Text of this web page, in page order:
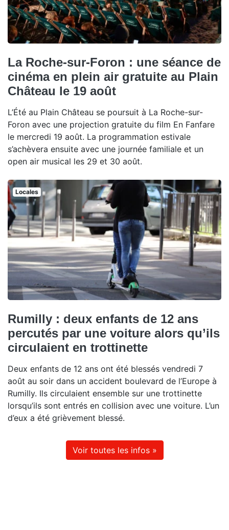
La Roche-sur-Foron : une séance de
cinéma en plein air gratuite au Plain
Château le 19 août
L’Été au Plain Château se poursuit à La Roche-sur-
Foron avec une projection gratuite du film En Fanfare
le mercredi 19 août. La programmation estivale
s’achèvera ensuite avec une journée familiale et un
open air musical les 29 et 30 août.
Locales
Rumilly : deux enfants de 12 ans
percutés par une voiture alors qu’ils
circulaient en trottinette
Deux enfants de 12 ans ont été blessés vendredi 7
août au soir dans un accident boulevard de l’Europe à
Rumilly. Ils circulaient ensemble sur une trottinette
lorsqu’ils sont entrés en collision avec une voiture. L’un
d’eux a été grièvement blessé.
Voir toutes les infos »